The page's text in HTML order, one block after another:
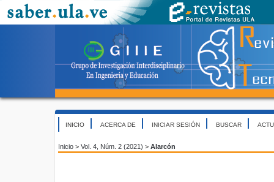
INICIO ACERCA DE INICIAR SESIÓN BUSCAR
Inicio > Vol. 4, Núm. 2 (2021) > Alarcón